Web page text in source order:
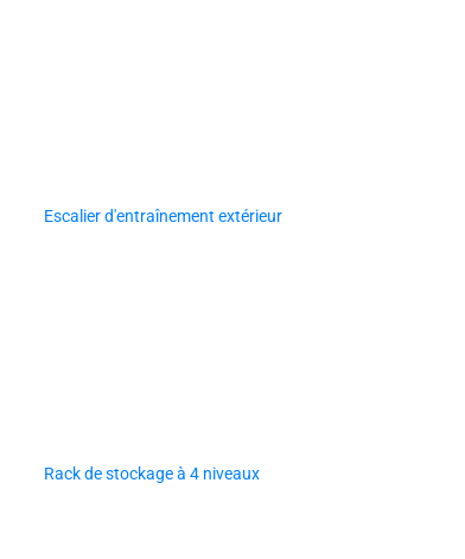
Escalier d'entraînement extérieur
Rack de stockage à 4 niveaux